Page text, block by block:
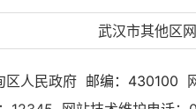
武汉市其他区
区人民政府 邮编：430100